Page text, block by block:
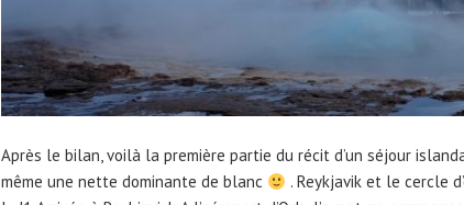
Après le bilan, voilà la première partie du récit d’un séjour
même une nette dominante de blanc
. Reykjavik et le cercle